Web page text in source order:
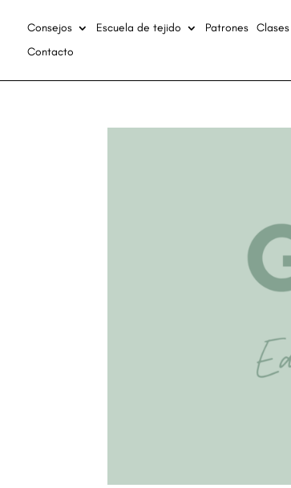
Consejos Escuela de tejido Patrones Clases
Contacto